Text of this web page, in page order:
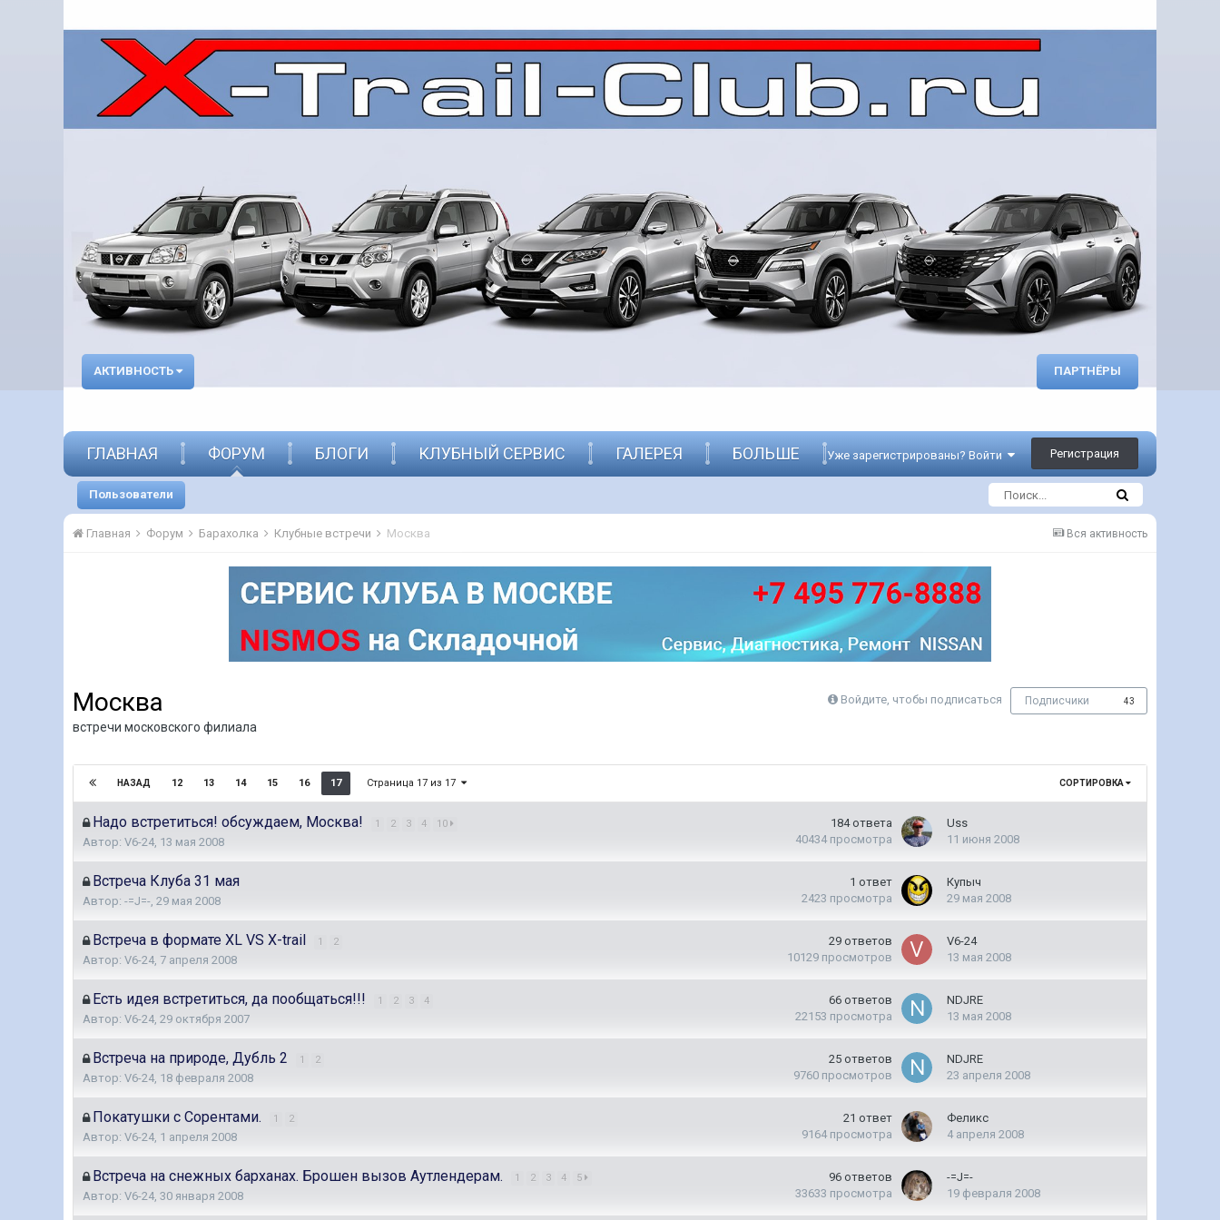
АКТИВНОСТЬ ПАРТНЁРЫ
Уже зарегистрированы? Войти Регистрация
ГЛАВНАЯ ФОРУМ
Пользователи
БЛОГИ КЛУБНЫЙ СЕРВИС ГАЛЕРЕЯ БОЛЬШЕ
Вся активность
Главная Форум Барахолка Клубные встречи Москва
Москва Войдите, чтобы подписаться Подписчики 43
встречи московского филиала
СОРТИРОВКА
НАЗАД 12 13 14 15 16 17 Страница 17 из 17
Надо встретиться! обсуждаем, Москва! 1 2 3 4 10
Автор: V6-24, 13 мая 2008
184 ответа
40434 просмотра
Uss
11 июня 2008
Встреча Клуба 31 мая
Автор: -=J=-, 29 мая 2008
1 ответ
2423 просмотра
Купыч
29 мая 2008
Встреча в формате XL VS X-trail 1 2
Автор: V6-24, 7 апреля 2008
29 ответов
10129 просмотров
V6-24
13 мая 2008
Есть идея встретиться, да пообщаться!!! 1 2 3 4
Автор: V6-24, 29 октября 2007
66 ответов
22153 просмотра
NDJRE
13 мая 2008
Встреча на природе, Дубль 2 1 2
Автор: V6-24, 18 февраля 2008
25 ответов
9760 просмотров
NDJRE
23 апреля 2008
Покатушки с Сорентами. 1 2
Автор: V6-24, 1 апреля 2008
21 ответ
9164 просмотра
Феликс
4 апреля 2008
Встреча на снежных барханах. Брошен вызов Аутлендерам. 1 2 3 4 5
Автор: V6-24, 30 января 2008
96 ответов
33633 просмотра
-=J=-
19 февраля 2008